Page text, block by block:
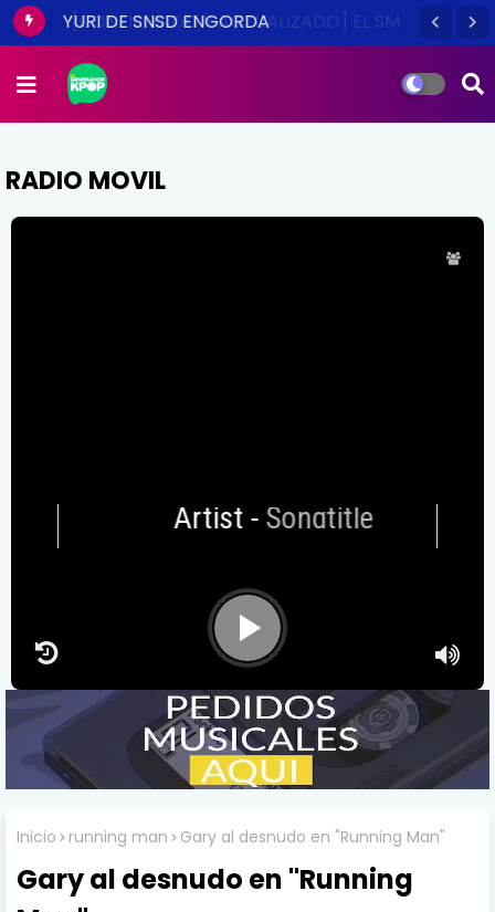
YURI DE SNSD ENGORDA
RADIO MOVIL
Artist-Songtitle
Inicio running man Gary al desnudo en "Running Man"
Gary al desnudo en "Running